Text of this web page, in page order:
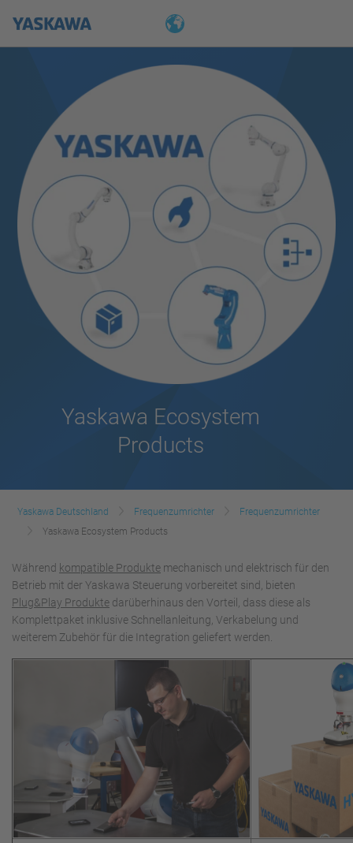
Yaskawa Ecosystem
Products
Yaskawa Deutschland Frequenzumrichter
Frequenzumrichter
Yaskawa Ecosystem Products
Während kompatible Produkte mechanisch und elektrisch für den
Betrieb mit der Yaskawa Steuerung vorbereitet sind, bieten
Plug&Play Produkte darüberhinaus den Vorteil, dass diese als
Komplettpaket inklusive Schnellanleitung, Verkabelung und
weiterem Zubehör für die Integration geliefert werden.